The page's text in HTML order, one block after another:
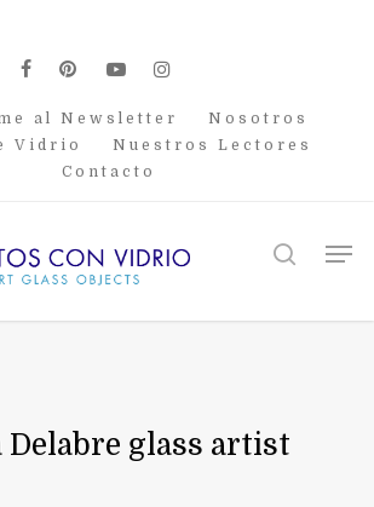
facebook
pinterest
youtubeinstagram
al Newsletter
Nosotros
Vidrio
Nuestros Lectores
Contacto
search
Delabre glass artist